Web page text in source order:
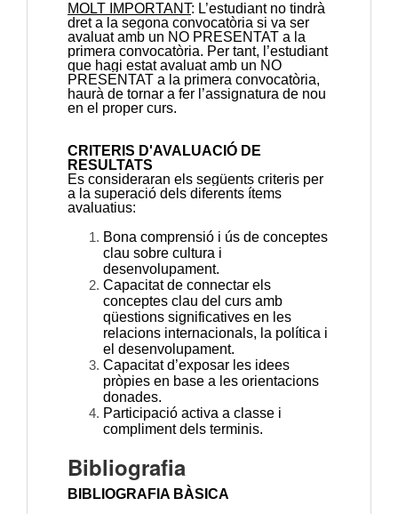
MOLT IMPORTANT: L’estudiant no tindrà
dret a la segona convocatòria si va ser
avaluat amb un NO PRESENTAT a la
primera convocatòria. Per tant, l’estudiant
que hagi estat avaluat amb un NO
PRESENTAT a la primera convocatòria,
haurà de tornar a fer l’assignatura de nou
en el proper curs.
CRITERIS D'AVALUACIÓ DE
RESULTATS
Es consideraran els següents criteris per
a la superació dels diferents ítems
avaluatius:
Bona comprensió i ús de conceptes
clau sobre cultura i
desenvolupament.
Capacitat de connectar els
conceptes clau del curs amb
qüestions significatives en les
relacions internacionals, la política i
el desenvolupament.
Capacitat d’exposar les idees
pròpies en base a les orientacions
donades.
Participació activa a classe i
compliment dels terminis.
Bibliografia
BIBLIOGRAFIA BÀSICA